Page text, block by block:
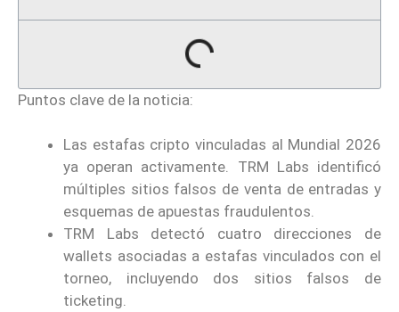
Puntos clave de la noticia:
Las estafas cripto vinculadas al Mundial 2026
ya operan activamente. TRM Labs identificó
múltiples sitios falsos de venta de entradas y
esquemas de apuestas fraudulentos.
TRM Labs detectó cuatro direcciones de
wallets asociadas a estafas vinculados con el
torneo, incluyendo dos sitios falsos de
ticketing.